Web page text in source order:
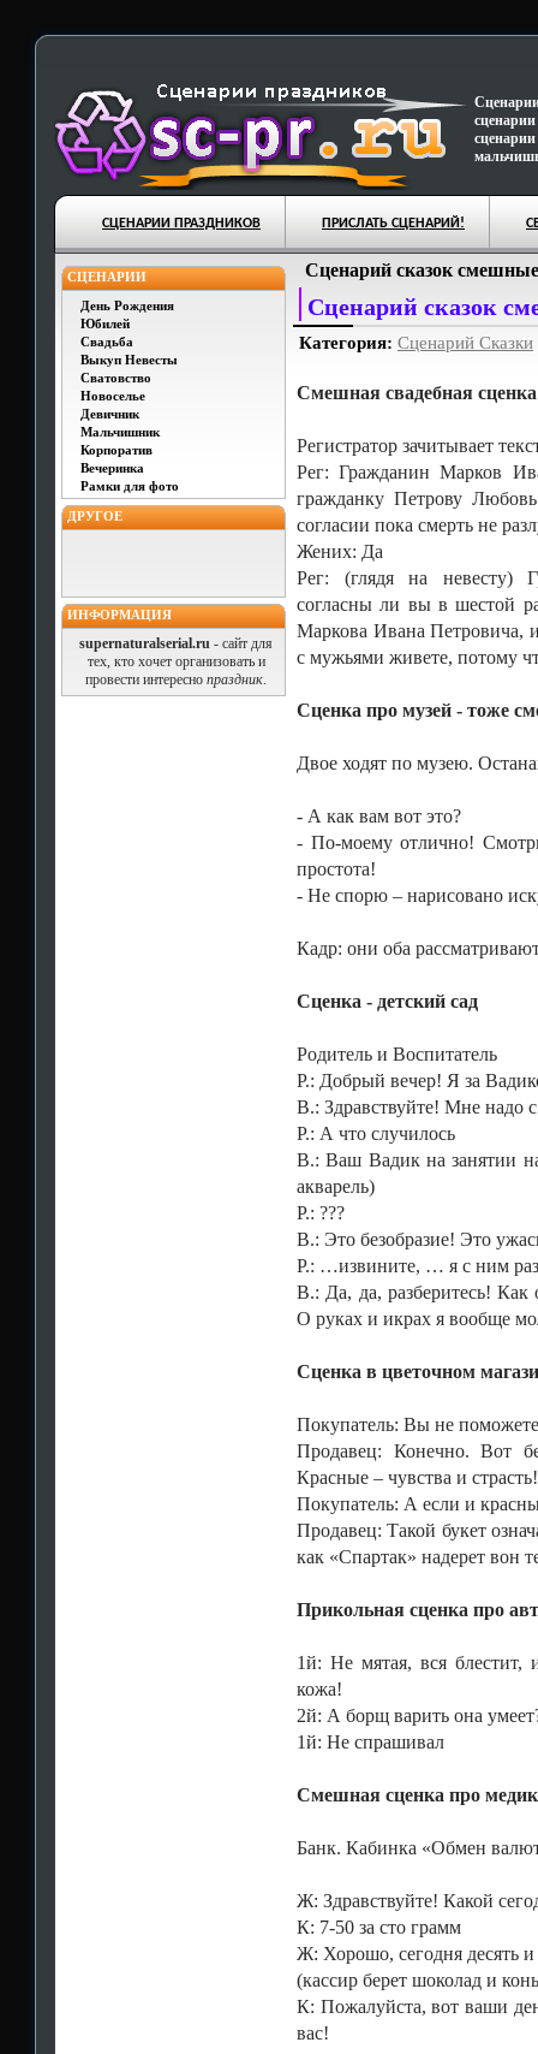
СЦЕНАРИИ ПРАЗДНИКОВ ПРИСЛАТЬ СЦЕНАРИЙ!
СЦЕНАРИИ
День Рождения
Юбилей
Свадьба
Выкуп Невесты
Сватовство
Новоселье
Девичник
Мальчишник
Корпоратив
Вечеринка
Рамки для фото
ДРУГОЕ
ИНФОРМАЦИЯ
supernaturalserial.ru - сайт для
тех, кто хочет организовать и
провести интереснопраздник.
Сценарий сказок
Сценарий сказок
Категория: Сценарий Сказки
Смешная свадебная сценка
Регистратор зачитывает
Рег: Гражданин Марков
гражданку Петрову
согласии пока смерть не
Жених: Да
Рег: (глядя на невесту)
согласны ли вы в шестой
Маркова Ивана Петровича,
с мужьями живете, потому
Сценка про музей - тоже
Двое ходят по музею.
- А как вам вот это?
- По-моему отлично!
простота!
- Не спорю – нарисовано
Кадр: они оба
Сценка - детский сад
Родитель и Воспитатель
Р.: Добрый вечер! Я за
В.: Здравствуйте! Мне надо
Р.: А что случилось
В.: Ваш Вадик на занятии
акварель)
Р.: ???
В.: Это безобразие! Это
Р.: …извините, … я с ним
В.: Да, да, разберитесь!
О руках и икрах я вообще
Сценка в цветочном
Покупатель: Вы не
Продавец: Конечно. Вот
Красные – чувства и
Покупатель: А если и
Продавец: Такой букет
как «Спартак» надерет вон
Прикольная сценка про
1й: Не мятая, вся
кожа!
2й: А борщ варить она
1й: Не спрашивал
Смешная сценка про
Банк. Кабинка «Обмен
Ж: Здравствуйте! Какой
К: 7-50 за сто грамм
Ж: Хорошо, сегодня десять и
(кассир берет шоколад и
К: Пожалуйста, вот ваши
вас!